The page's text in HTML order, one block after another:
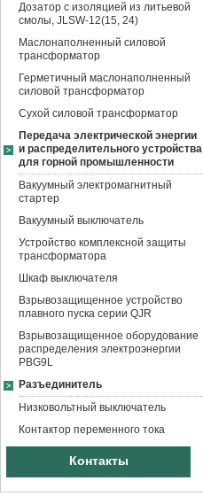
Дозатор с изоляцией из литьевой
смолы, JLSW-12(15, 24)
Маслонаполненный силовой
трансформатор
Герметичный маслонаполненный
силовой трансформатор
Сухой силовой трансформатор
Передача электрической энергии
и распределительного устройства
для горной промышленности
Вакуумный электромагнитный
стартер
Вакуумный выключатель
Устройство комплексной защиты
трансформатора
Шкаф выключателя
Взрывозащищенное устройство
плавного пуска серии QJR
Взрывозащищенное оборудование
распределения электроэнергии
PBG9L
Разъединитель
Низковольтный выключатель
Контактор переменного тока
Контакты